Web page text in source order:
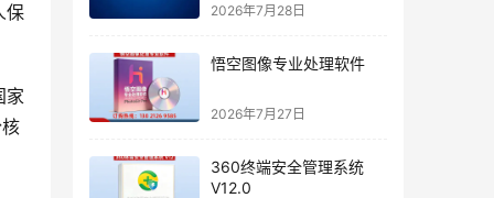
保
家
2026年7月28日
悟空图像专业处理软件
2026年7月27日
360终端安全管理系统
V12.0